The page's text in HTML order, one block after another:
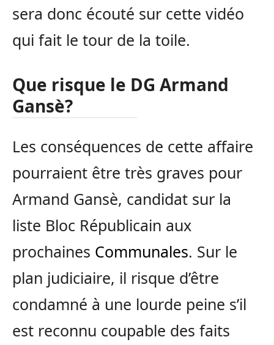
sera donc écouté sur cette vidéo
qui fait le tour de la toile.
Que risque le DG Armand
Gansè?
Les conséquences de cette affaire
pourraient être très graves pour
Armand Gansè, candidat sur la
liste Bloc Républicain aux
prochaines Communales. Sur le
plan judiciaire, il risque d’être
condamné à une lourde peine s’il
est reconnu coupable des faits